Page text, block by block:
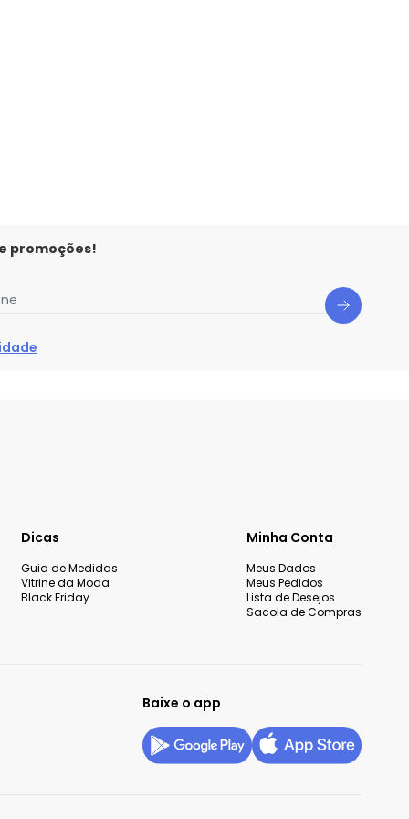
promoções!
Dicas
Guia de Medidas
Vitrine da Moda
Black Friday
Minha Conta
Meus Dados
Meus Pedidos
Lista de Desejos
Sacola de Compras
Baixe o app